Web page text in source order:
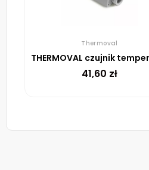
Thermoval
41,60 zł